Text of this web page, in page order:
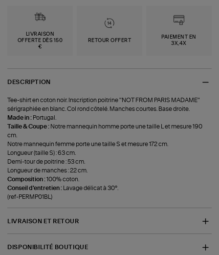
LIVRAISON
OFFERTE DÈS 150
€
RETOUR OFFERT
PAIEMENT EN
3X,4X
DESCRIPTION
Tee-shirt en coton noir. Inscription poitrine "NOT FROM PARIS MADAME"
sérigraphiée en blanc. Col rond côtelé. Manches courtes. Base droite.
Made in : Portugal.
Taille & Coupe : Notre mannequin homme porte une taille L et mesure 190
cm.
Notre mannequin femme porte une taille S et mesure 172 cm.
Longueur (taille S) : 63 cm.
Demi-tour de poitrine : 53 cm.
Longueur de manches : 22 cm.
Composition :100% coton.
Conseil d'entretien :
Lavage délicat à 30°.
(ref-PERMP01BL)
LIVRAISON ET RETOUR
DISPONIBILITÉ BOUTIQUE